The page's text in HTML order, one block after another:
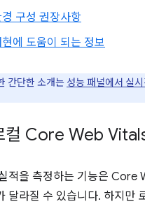
구성 권장사항
에 도움이 되는 정보
간단한 소개는 성능 패널에서 실
컬 Core Web
적을 측정하는 기능은 Core
달라질 수 있습니다. 하지만